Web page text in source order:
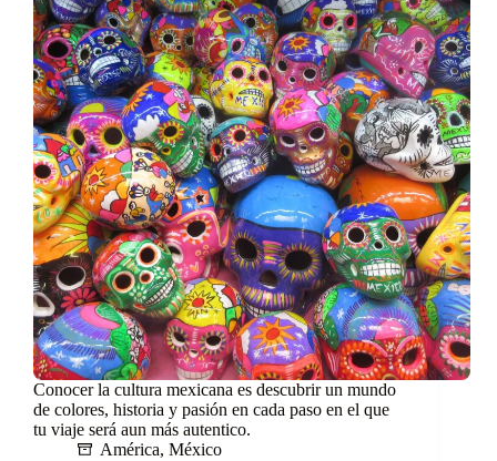
Conocer la cultura mexicana es descubrir un mundo
de colores, historia y pasión en cada paso en el que
tu viaje será aun más autentico.
América, México